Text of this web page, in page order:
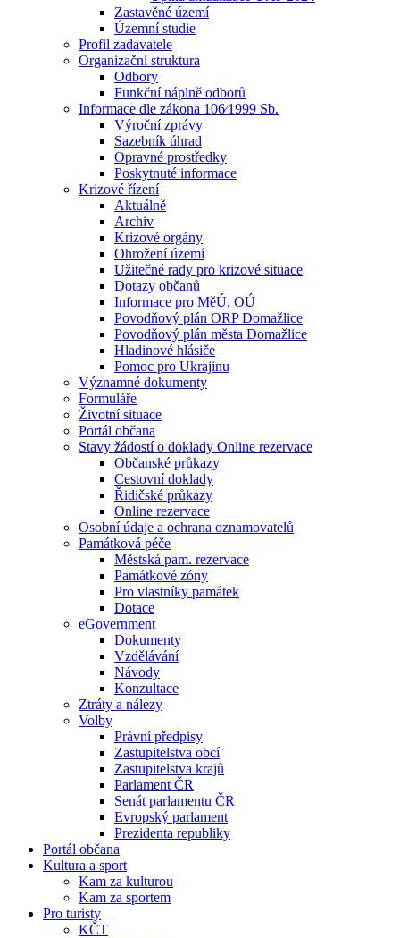
Zastavěné území
Územní studie
Profil zadavatele
Organizační struktura
Odbory
Funkční náplně odborů
Informace dle zákona 106⁄1999 Sb.
Výroční zprávy
Sazebník úhrad
Opravné prostředky
Poskytnuté informace
Krizové řízení
Aktuálně
Archiv
Krizové orgány
Ohrožení území
Užitečné rady pro krizové situace
Dotazy občanů
Informace pro MěÚ, OÚ
Povodňový plán ORP Domažlice
Povodňový plán města Domažlice
Hladinové hlásiče
Pomoc pro Ukrajinu
Významné dokumenty
Formuláře
Životní situace
Portál občana
Stavy žádostí o doklady Online rezervace
Občanské průkazy
Cestovní doklady
Řidičské průkazy
Online rezervace
Osobní údaje a ochrana oznamovatelů
Památková péče
Městská pam. rezervace
Památkové zóny
Pro vlastníky památek
Dotace
eGovernment
Dokumenty
Vzdělávání
Návody
Konzultace
Ztráty a nálezy
Volby
Právní předpisy
Zastupitelstva obcí
Zastupitelstva krajů
Parlament ČR
Senát parlamentu ČR
Evropský parlament
Prezidenta republiky
Portál občana
Kultura a sport
Kam za kulturou
Kam za sportem
Pro turisty
KČT